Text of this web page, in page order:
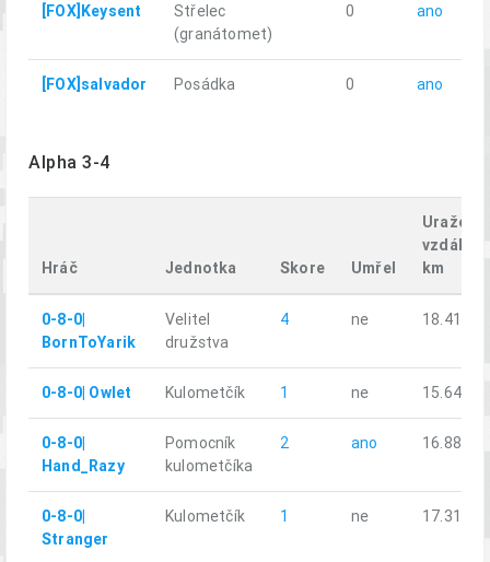
[FOX]Keysent
Střelec
(granátomet)
0 ano
[FOX]salvador Posádka 0 ano
Alpha 3-4
Hráč Jednotka Skore Umřel
Uražená
km
0-8-0|
BornToYarik
Velitel
družstva
4 ne 18.41
0-8-0| Owlet Kulometčík 1 ne 15.64
0-8-0|
Hand_Razy
Pomocník
kulometčíka
2 ano 16.88
0-8-0|
Stranger
Kulometčík 1 ne 17.31